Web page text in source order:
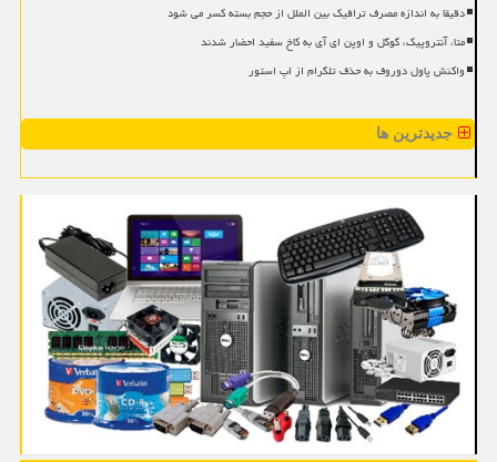
دقیقا به اندازه مصرف ترافیک بین الملل از حجم بسته کسر می شود
متا، آنتروپیک، گوگل و اوپن ای آی به کاخ سفید احضار شدند
واکنش پاول دوروف به حذف تلگرام از اپ استور
جدیدترین ها